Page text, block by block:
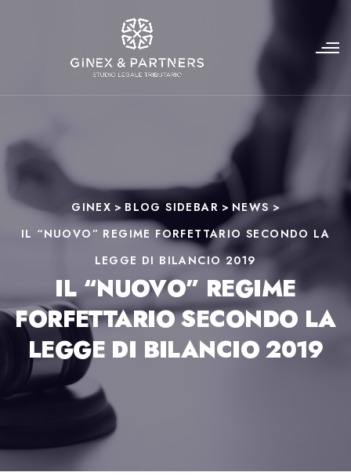
GINEX > BLOG SIDEBAR > NEWS >
IL “NUOVO” REGIME FORFETTARIO SECONDO LA
LEGGE DI BILANCIO 2019
IL “NUOVO” REGIME
FORFETTARIO SECONDO LA
LEGGE DI BILANCIO 2019